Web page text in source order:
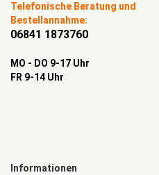
Telefonische Beratung und
Bestellannahme:
06841 1873760
MO - DO 9-17 Uhr
FR 9-14 Uhr
Informationen